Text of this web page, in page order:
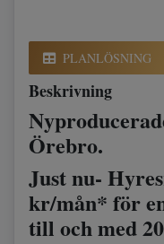
PLANLÖSNING
Beskrivning
Örebro.
Just nu-
kr/mån* för
till och med